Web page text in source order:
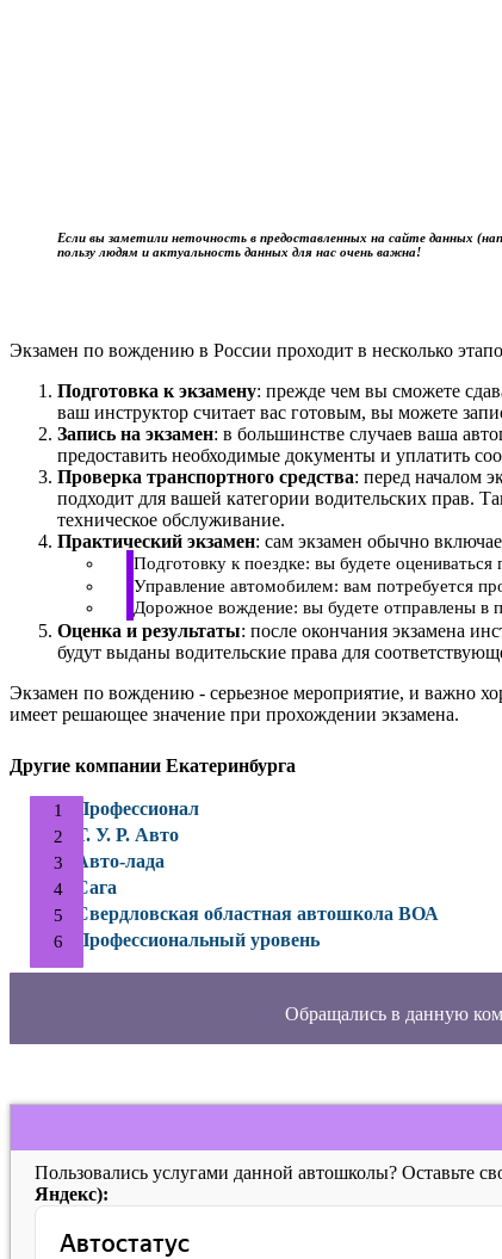
Если вы заметили неточность в предоставленных на сайте данных
пользу людям и актуальность данных для нас очень важна!
Экзамен по вождению в России проходит в несколько
Подготовка к экзамену: прежде чем вы сможете
ваш инструктор считает вас готовым, вы можете
Запись на экзамен: в большинстве случаев ваша
предоставить необходимые документы и уплатить
Проверка транспортного средства: перед началом
подходит для вашей категории водительских прав.
техническое обслуживание.
Практический экзамен: сам экзамен обычно
Подготовку к поездке: вы будете
Управление автомобилем: вам потребуется
Дорожное вождение: вы будете отправлены в
Оценка и результаты: после окончания экзамена
будут выданы водительские права для
Экзамен по вождению - серьезное мероприятие, и важно
имеет решающее значение при прохождении экзамена.
Другие компании Екатеринбурга
Профессионал
Т. У. Р. Авто
Авто-лада
Сага
Свердловская областная автошкола ВОА
Профессиональный уровень
Обращались в данную
Пользовались услугами данной автошколы? Оставьте
Яндекс):